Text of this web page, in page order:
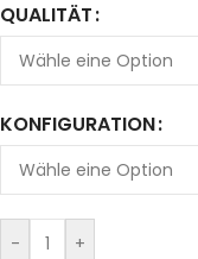
QUALITÄT
KONFIGURATION
- +